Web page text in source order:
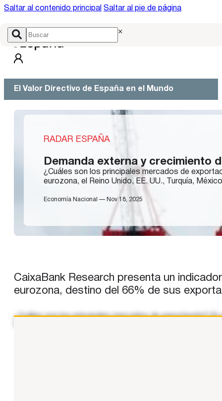
Saltar al contenido principal Saltar al pie de página
×
El Valor Directivo de España en el Mundo
RADAR ESPAÑA
Demanda externa y crecimiento
¿Cuáles son los principales mercados de
eurozona, el Reino Unido, EE. UU., Turquía,
Economía Nacional — Nov 18, 2025
CaixaBank Research presenta un
eurozona, destino del 66% de sus
¿Cuáles son los principales mercados de exportación?